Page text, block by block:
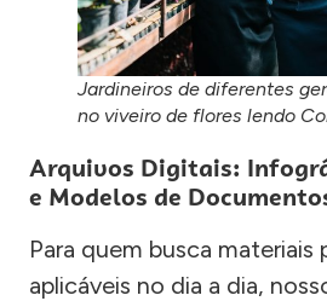
Jardineiros de diferentes
no viveiro de flores lendo
Arquivos Digitais:
e Modelos de
Para quem busca materiais
aplicáveis no dia a dia,